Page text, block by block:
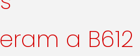
a B612